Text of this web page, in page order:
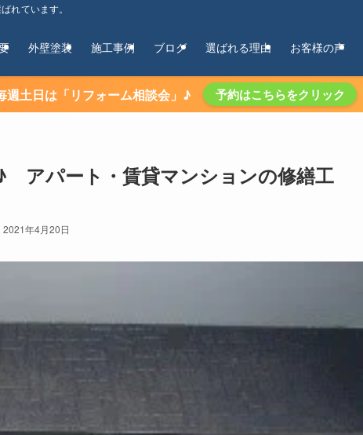
れています。
外壁塗装 施工事例 ブログ 選ばれる理由 お客様の声
週土日は「リフォーム相談会」♪ 予約はこちらをクリック
アパート・賃貸マンションの修繕工
2021年4月20日